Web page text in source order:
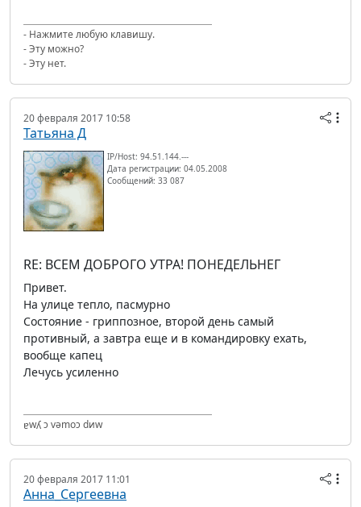
- Нажмите любую клавишу.
- Эту можно?
- Эту нет.
20 февраля 2017 10:58
Татьяна Д
IP/Host: 94.51.144.---
Дата регистрации: 04.05.2008
Сообщений: 33 087
RE: ВСЕМ ДОБРОГО УТРА! ПОНЕДЕЛЬНЕГ
Привет.
На улице тепло, пасмурно
Состояние - гриппозное, второй день самый
противный, а завтра еще и в командировку ехать,
вообще капец
Лечусь усиленно
ɐwʎ ɔ vǝmоɔ dиw
20 февраля 2017 11:01
Анна_Сергеевна